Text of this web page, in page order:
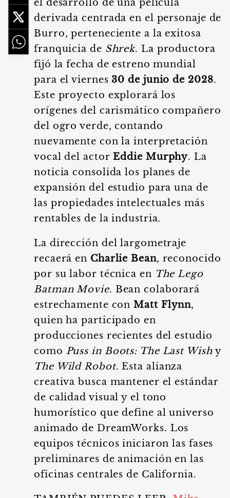
el desarrollo de una película
derivada centrada en el personaje de
Burro, perteneciente a la exitosa
franquicia de Shrek. La productora
fijó la fecha de estreno mundial
para el viernes 30 de junio de 2028.
Este proyecto explorará los
orígenes del carismático compañero
del ogro verde, contando
nuevamente con la interpretación
vocal del actorEddie Murphy. La
noticia consolida los planes de
expansión del estudio para una de
las propiedades intelectuales más
rentables de la industria.
La dirección del largometraje
recaerá en Charlie Bean, reconocido
por su labor técnica en The Lego
Batman Movie. Bean colaborará
estrechamente conMatt Flynn,
quien ha participado en
producciones recientes del estudio
como Puss in Boots: The Last Wishy
The Wild Robot. Esta alianza
creativa busca mantener el estándar
de calidad visual y el tono
humorístico que define al universo
animado de DreamWorks. Los
equipos técnicos iniciaron las fases
preliminares de animación en las
oficinas centrales de California.